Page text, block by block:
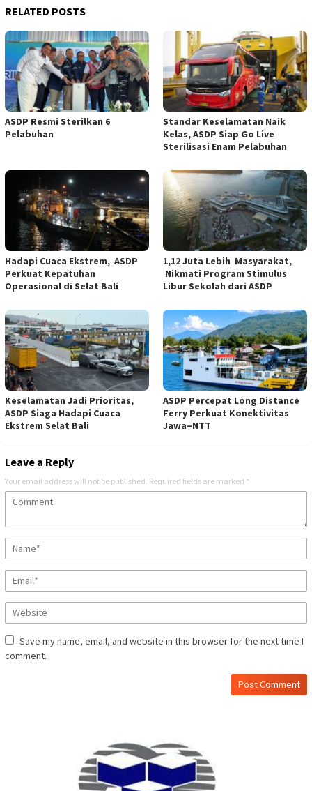
RELATED POSTS
ASDP Resmi Sterilkan 6
Pelabuhan
Standar Keselamatan Naik
Kelas, ASDP Siap Go Live
Sterilisasi Enam Pelabuhan
Hadapi Cuaca Ekstrem, ASDP
Perkuat Kepatuhan
Operasional di Selat Bali
1,12 Juta Lebih Masyarakat,
Nikmati Program Stimulus
Libur Sekolah dari ASDP
Keselamatan Jadi Prioritas,
ASDP Siaga Hadapi Cuaca
Ekstrem Selat Bali
ASDP Percepat Long Distance
Ferry Perkuat Konektivitas
Jawa–NTT
Leave a Reply
Your email address will not be published. Required fields are marked *
Save my name, email, and website in this browser for the next time I
comment.